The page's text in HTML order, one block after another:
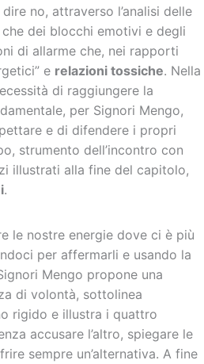
no, attraverso l’analisi delle
dei blocchi emotivi e degli
di allarme che, nei rapporti
e relazioni tossiche. Nella
di raggiungere la
per Signori Mengo,
e di difendere i propri
strumento dell’incontro con
illustrati alla fine del capitolo,
.
le nostre energie dove ci è più
per affermarli e usando la
Mengo propone una
di volontà, sottolinea
rigido e illustra i quattro
accusare l’altro, spiegare le
sempre un’alternativa. A fine